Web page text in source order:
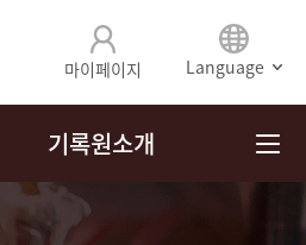
마이페이지 Language
기록원소개